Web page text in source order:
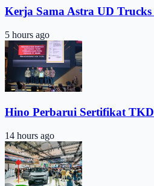
Kerja Sama Astra UD
5 hours ago
Hino Perbarui Sertifikat
14 hours ago